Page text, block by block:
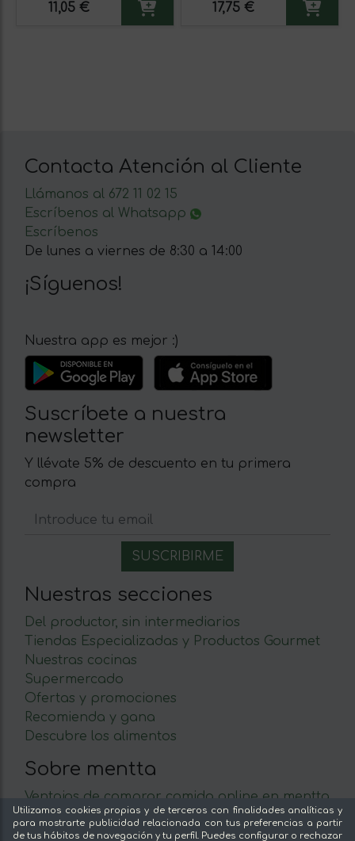
11,05 € 17,75 €
Contacta Atención al Cliente
Llámanos al 672 11 02 15
Escríbenos al Whatsapp
Escríbenos
De lunes a viernes de 8:30 a 14:00
¡Síguenos!
Nuestra app es mejor :)
Suscríbete a nuestra
newsletter
Y llévate 5% de descuento en tu primera
compra
Nuestras secciones
Del productor, sin intermediarios
Tiendas Especializadas y Productos Gourmet
Nuestras cocinas
Supermercado
Ofertas y promociones
Recomienda y gana
Descubre los alimentos
Sobre mentta
Ventajas de comprar comida online en mentta
Conoce mentta
Blog de mentta
Utilizamos cookies propias y de terceros con finalidades analíticas y
para mostrarte publicidad relacionada con tus preferencias a partir
de tus hábitos de navegación y tu perfil. Puedes configurar o rechazar